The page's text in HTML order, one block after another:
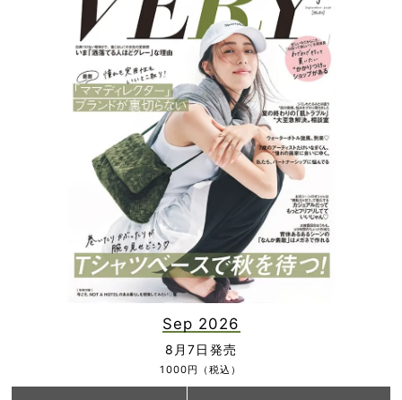
Sep 2026
8月7日発売
1000円（税込）